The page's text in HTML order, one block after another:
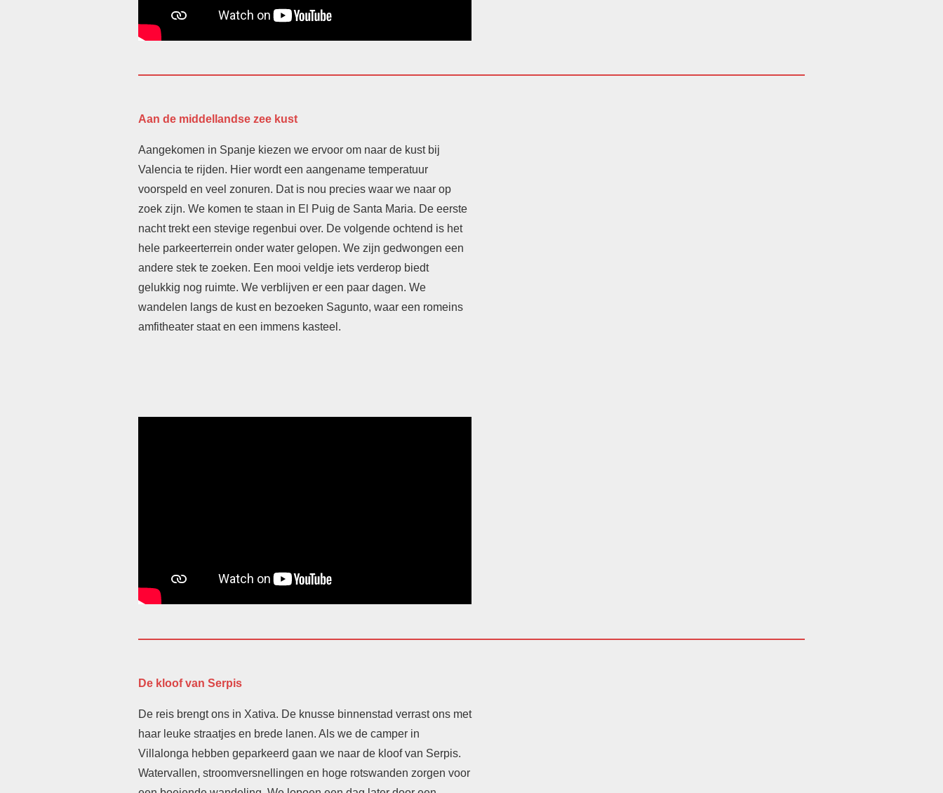
Aan de middellandse zee kust
Aangekomen in Spanje kiezen we ervoor om naar de kust bij
Valencia te rijden. Hier wordt een aangename temperatuur
voorspeld en veel zonuren. Dat is nou precies waar we naar op
zoek zijn. We komen te staan in El Puig de Santa Maria. De eerste
nacht trekt een stevige regenbui over. De volgende ochtend is het
hele parkeerterrein onder water gelopen. We zijn gedwongen een
andere stek te zoeken. Een mooi veldje iets verderop biedt
gelukkig nog ruimte. We verblijven er een paar dagen. We
wandelen langs de kust en bezoeken Sagunto, waar een romeins
amfitheater staat en een immens kasteel.
De kloof van Serpis
De reis brengt ons in Xativa. De knusse binnenstad verrast ons met
haar leuke straatjes en brede lanen. Als we de camper in
Villalonga hebben geparkeerd gaan we naar de kloof van Serpis.
Watervallen, stroomversnellingen en hoge rotswanden zorgen voor